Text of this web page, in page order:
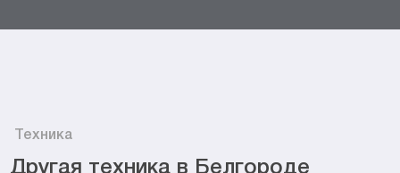
Техника
Другая техника в Белгороде